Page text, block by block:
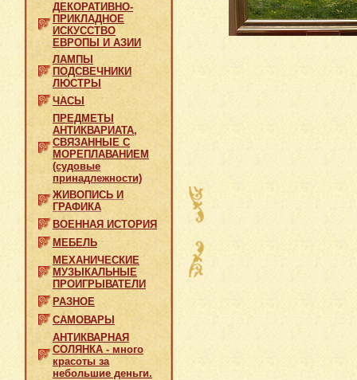
ДЕКОРАТИВНО-
ПРИКЛАДНОЕ
ИСКУССТВО
ЕВРОПЫ И АЗИИ
ЛАМПЫ
ПОДСВЕЧНИКИ
ЛЮСТРЫ
ЧАСЫ
ПРЕДМЕТЫ
АНТИКВАРИАТА,
СВЯЗАННЫЕ С
МОРЕПЛАВАНИЕМ
(судовые
принадлежности)
ЖИВОПИСЬ И
ГРАФИКА
ВОЕННАЯ ИСТОРИЯ
МЕБЕЛЬ
МЕХАНИЧЕСКИЕ
МУЗЫКАЛЬНЫЕ
ПРОИГРЫВАТЕЛИ
РАЗНОЕ
САМОВАРЫ
АНТИКВАРНАЯ
СОЛЯНКА - много
красоты за
небольшие деньги.